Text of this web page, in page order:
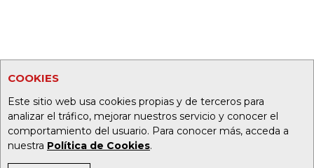
COOKIES
Este sitio web usa cookies propias y de terceros para
analizar el tráfico, mejorar nuestros servicio y conocer el
comportamiento del usuario. Para conocer más, acceda a
nuestra Política de Cookies.